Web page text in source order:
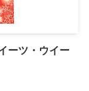
ーツ・ウイー